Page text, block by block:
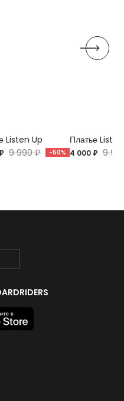
Listen Up
9 990 ₽ -50%
Платье
4 000 ₽ 9